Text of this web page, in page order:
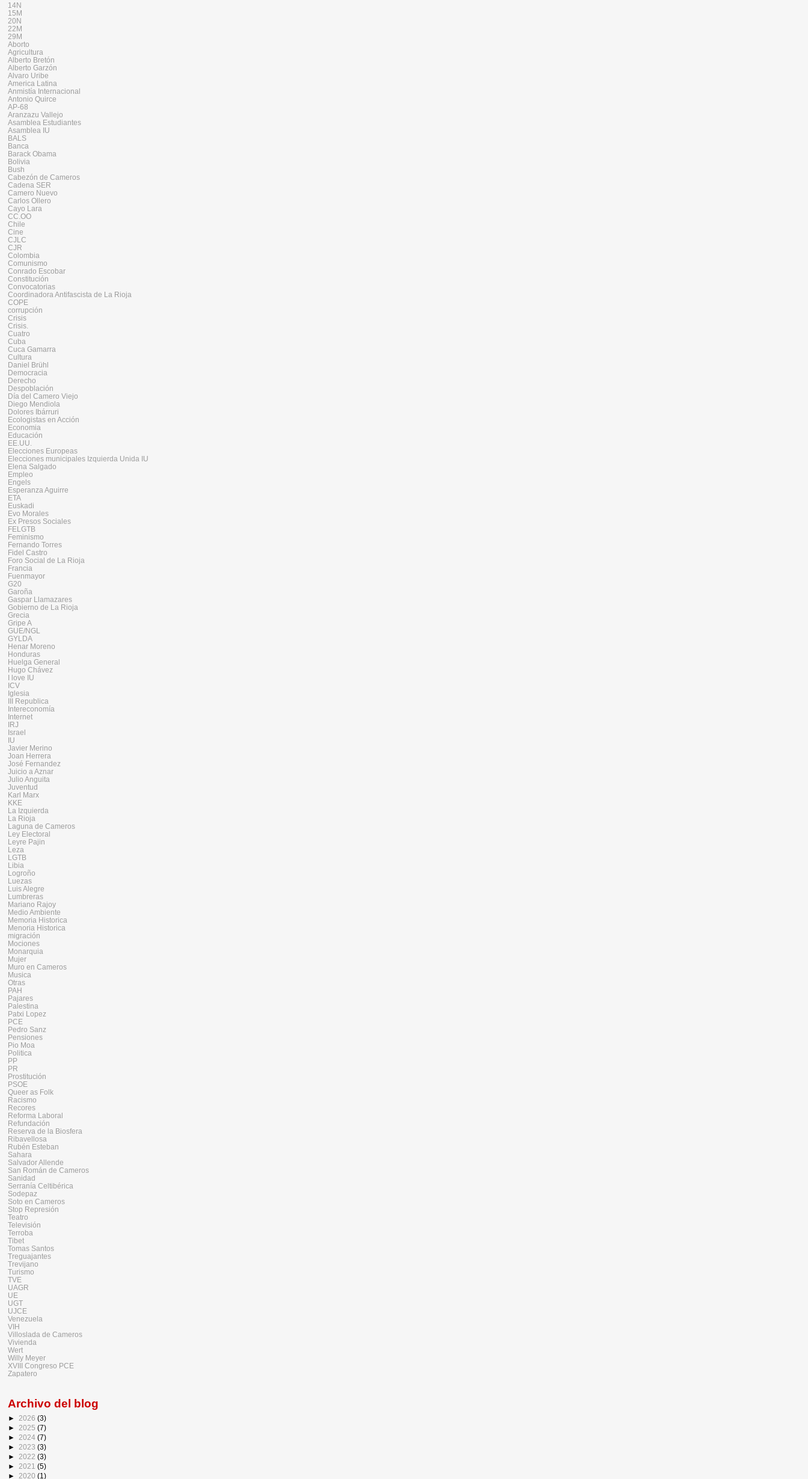
14N
15M
20N
22M
29M
Aborto
Agricultura
Alberto Bretón
Alberto Garzón
Alvaro Uribe
America Latina
Anmistía Internacional
Antonio Quirce
AP-68
Aranzazu Vallejo
Asamblea Estudiantes
Asamblea IU
BALS
Banca
Barack Obama
Bolivia
Bush
Cabezón de Cameros
Cadena SER
Camero Nuevo
Carlos Ollero
Cayo Lara
CC.OO
Chile
Cine
CJLC
CJR
Colombia
Comunismo
Conrado Escobar
Constitución
Convocatorias
Coordinadora Antifascista de La Rioja
COPE
corrupción
Crisis
Crisis.
Cuatro
Cuba
Cuca Gamarra
Cultura
Daniel Brühl
Democracia
Derecho
Despoblación
Día del Camero Viejo
Diego Mendiola
Dolores Ibárruri
Ecologistas en Acción
Economia
Educación
EE.UU.
Elecciones Europeas
Elecciones municipales Izquierda Unida IU
Elena Salgado
Empleo
Engels
Esperanza Aguirre
ETA
Euskadi
Evo Morales
Ex Presos Sociales
FELGTB
Feminismo
Fernando Torres
Fidel Castro
Foro Social de La Rioja
Francia
Fuenmayor
G20
Garoña
Gaspar Llamazares
Gobierno de La Rioja
Grecia
Gripe A
GUE/NGL
GYLDA
Henar Moreno
Honduras
Huelga General
Hugo Chávez
I love IU
ICV
Iglesia
III Republica
Intereconomía
Internet
IRJ
Israel
IU
Javier Merino
Joan Herrera
José Fernandez
Juicio a Aznar
Julio Anguita
Juventud
Karl Marx
KKE
La Izquierda
La Rioja
Laguna de Cameros
Ley Electoral
Leyre Pajin
Leza
LGTB
Libia
Logroño
Luezas
Luis Alegre
Lumbreras
Mariano Rajoy
Medio Ambiente
Memoria Historica
Menoria Historica
migración
Mociones
Monarquia
Mujer
Muro en Cameros
Musica
Otras
PAH
Pajares
Palestina
Patxi Lopez
PCE
Pedro Sanz
Pensiones
Pio Moa
Politica
PP
PR
Prostitución
PSOE
Queer as Folk
Racismo
Recores
Reforma Laboral
Refundación
Reserva de la Biosfera
Ribavellosa
Rubén Esteban
Sahara
Salvador Allende
San Román de Cameros
Sanidad
Serranía Celtibérica
Sodepaz
Soto en Cameros
Stop Represión
Teatro
Televisión
Terroba
Tibet
Tomas Santos
Treguajantes
Trevijano
Turismo
TVE
UAGR
UE
UGT
UJCE
Venezuela
VIH
Villoslada de Cameros
Vivienda
Wert
Willy Meyer
XVIII Congreso PCE
Zapatero
Archivo del blog
► 2026 (3)
► 2025 (7)
► 2024 (7)
► 2023 (3)
► 2022 (3)
► 2021 (5)
► 2020 (1)